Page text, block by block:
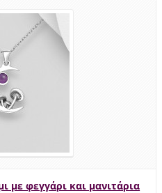
με φεγγάρι και μανιτάρια